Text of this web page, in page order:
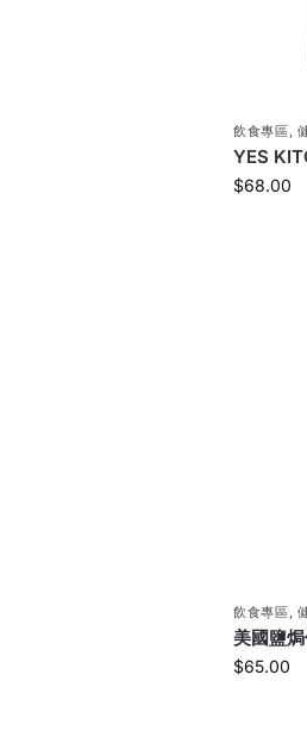
飲食專區,
YES
$68.00
飲食專區 ,
美國鹽
$65.00